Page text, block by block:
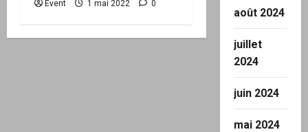
Event 1 mai 2022 0
août 2024
juillet
2024
juin 2024
mai 2024